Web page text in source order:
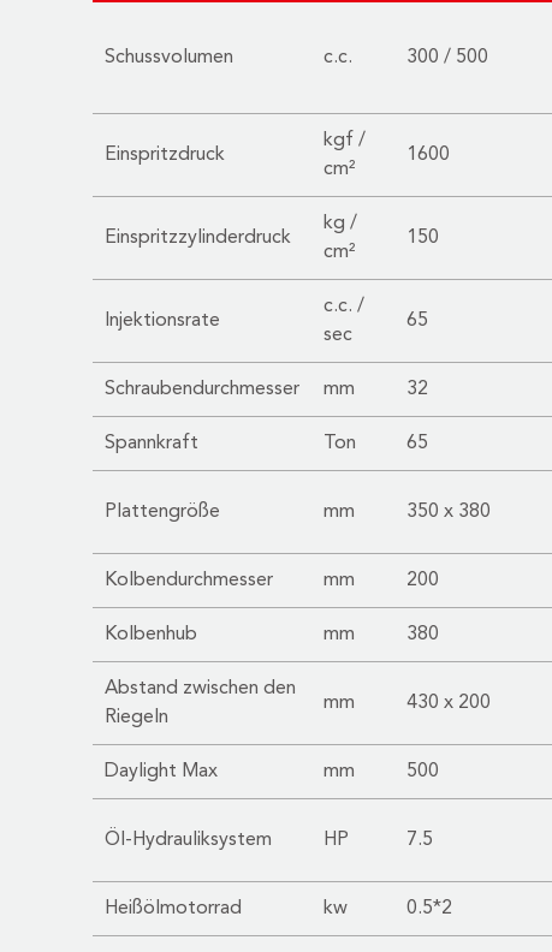
Schussvolumen c.c. 300 / 500
Einspritzdruck
kgf /
cm²
1600
Einspritzzylinderdruck
kg /
cm²
150
Injektionsrate
c.c. /
sec
65
Schraubendurchmesser mm 32
Spannkraft Ton 65
Plattengröße mm 350 x 380
Kolbendurchmesser mm 200
Kolbenhub mm 380
Abstand zwischen den
Riegeln
mm 430 x 200
Daylight Max mm 500
Öl-Hydrauliksystem HP 7.5
Heißölmotorrad kw 0.5*2